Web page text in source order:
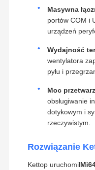
Masywna
portów COM i
urządzeń
Wydajność
wentylatora
pyłu i
Moc
obsługiwanie
dotykowym i
rzeczywistym.
Rozwiązanie
Kettop uruchomił